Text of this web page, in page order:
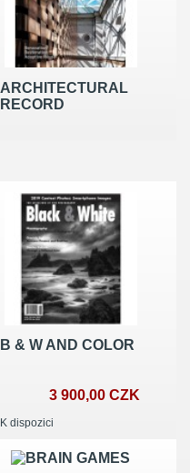
ARCHITECTURAL
RECORD
B & W AND COLOR
3 900,00 CZK
K dispozici